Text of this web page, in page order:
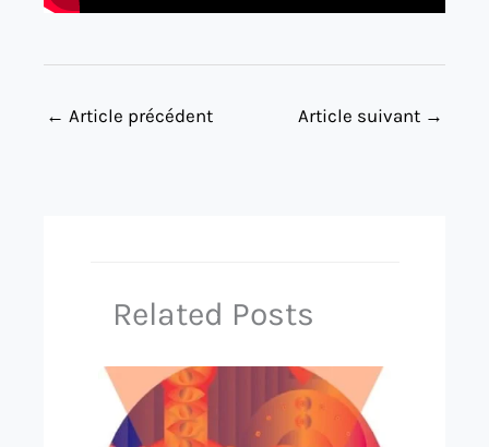
← Article précédent Article suivant →
Related Posts